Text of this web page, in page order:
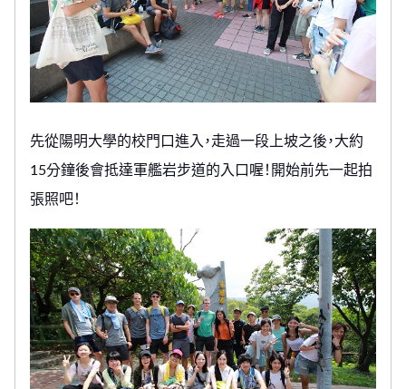
先從陽明大學的校門口進入，走過一段上坡之後，大約
15分鐘後會抵達軍艦岩步道的入口喔！開始前先一起拍
張照吧！